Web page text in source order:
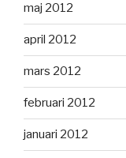
maj 2012
april 2012
mars 2012
februari 2012
januari 2012